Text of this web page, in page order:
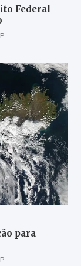
Federal
para